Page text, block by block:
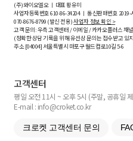
(주)와이오엘오 ㅣ 대표 황유미
사업자등록번호610-86-34204ㅣ 통신판매번호
070-8676-8799 (발신 전용)사업자 정보 확인 >
고객 문의: 우측 고객센터 / 이메일 / 카카오플러스 채
(정확한 상담 기록을 위해 유선상 문의는 접수받고 있
주소 [04004] 서울특별시 마포구 월드컵로10길5-6
고객센터
평일 오전 11시 ~ 오후 5시 (주말, 공휴일
E-mail : info@croket.co.kr
크로켓 고객센터 문의